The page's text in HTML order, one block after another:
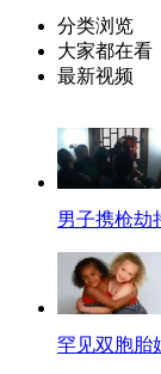
分类浏览
大家都在看
最新视频
男子携枪劫
罕见双胞胎